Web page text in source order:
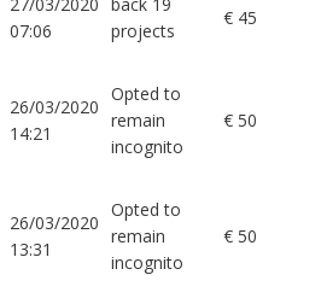
07:06
projects
€ 45
26/03/2020
14:21
Opted to
remain
incognito
€ 50
26/03/2020
13:31
Opted to
remain
incognito
€ 50